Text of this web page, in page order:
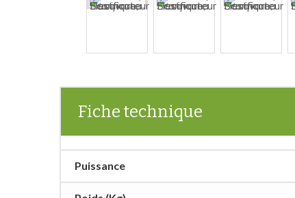
Fiche technique
Puissance